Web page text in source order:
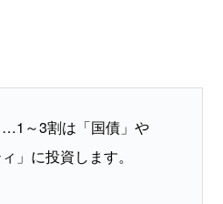
～3割は「国債」や
」に投資します。